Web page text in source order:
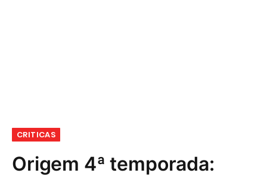
CRITICAS
Origem 4ª temporada: